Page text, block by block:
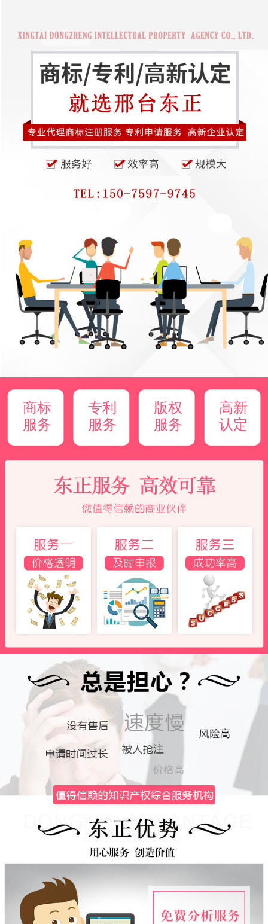
商标
服务
专利
服务
版权
服务
高新
认定